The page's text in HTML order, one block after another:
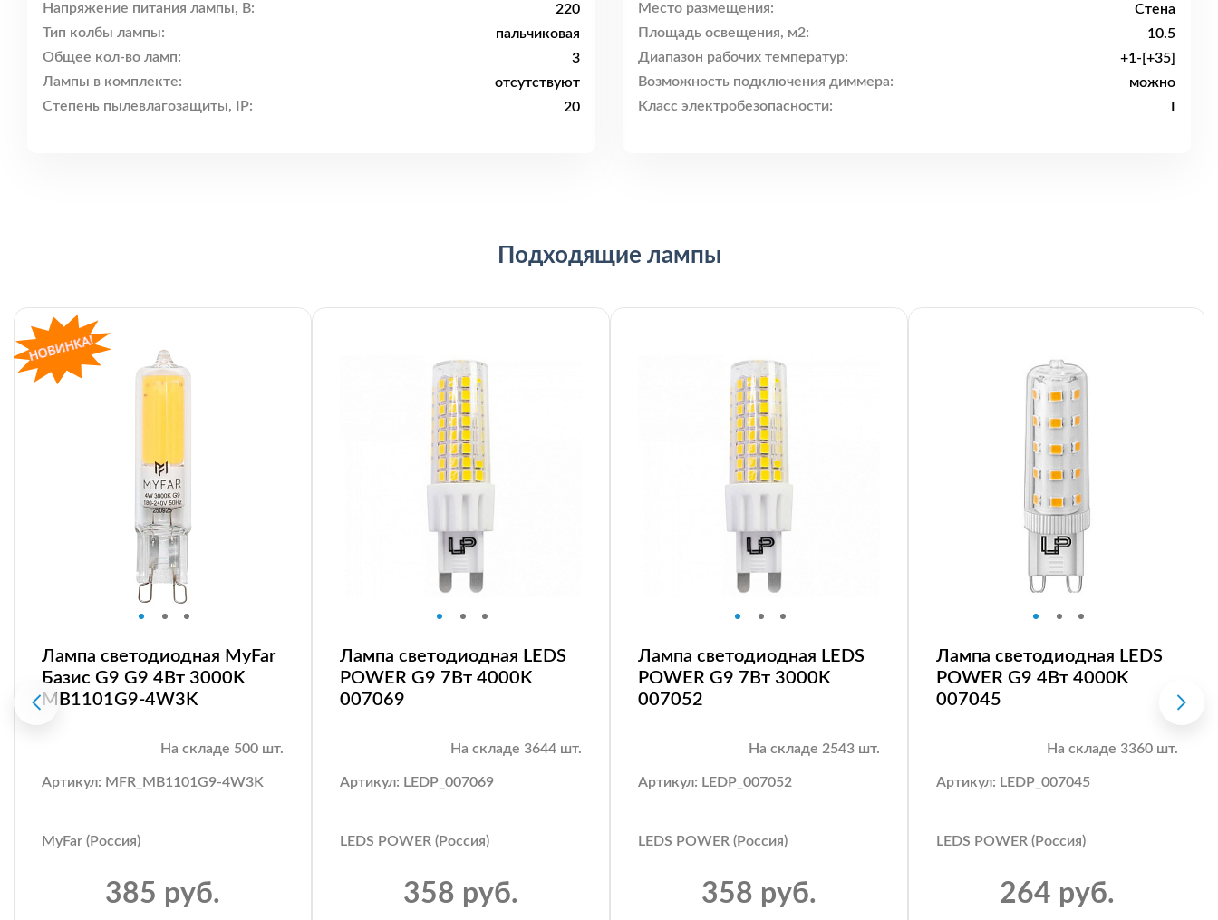
Напряжение питания лампы, В:
220
Тип колбы лампы:
пальчиковая
Общее кол-во ламп:
3
Лампы в комплекте:
отсутствуют
Степень пылевлагозащиты, IP:
20
Место размещения:
Стена
Площадь освещения, м2:
10.5
Диапазон рабочих температур:
+1-[+35]
Возможность подключения диммера:
можно
Класс электробезопасности:
I
Подходящие лампы
Лампа светодиодная MyFar
Базис G9 G9 4Вт 3000K
MB1101G9-4W3K
На складе 500 шт.
Артикул: MFR_MB1101G9-4W3K
MyFar (Россия)
385 руб.
Лампа светодиодная LEDS
POWER G9 7Вт 4000K
007069
На складе 3644 шт.
Артикул: LEDP_007069
LEDS POWER (Россия)
358 руб.
Лампа светодиодная LEDS
POWER G9 7Вт 3000K
007052
На складе 2543 шт.
Артикул: LEDP_007052
LEDS POWER (Россия)
358 руб.
Лампа светодиодная LEDS
POWER G9 4Вт 4000K
007045
На складе 3360 шт.
Артикул: LEDP_007045
LEDS POWER (Россия)
264 руб.